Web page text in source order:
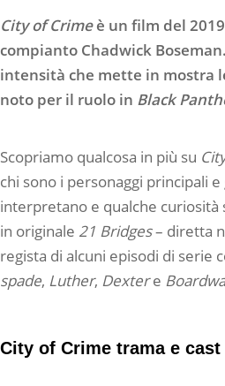
City of Crimeè un film del
compianto Chadwick
intensità che mette in mostra
noto per il ruolo in Black
Scopriamo qualcosa in più su
chi sono i personaggi principali
interpretano e qualche curiosità
in originale 21 Bridges– diretta
regista di alcuni episodi di serie
spade, Luther, Dextere
City of Crime trama e cast